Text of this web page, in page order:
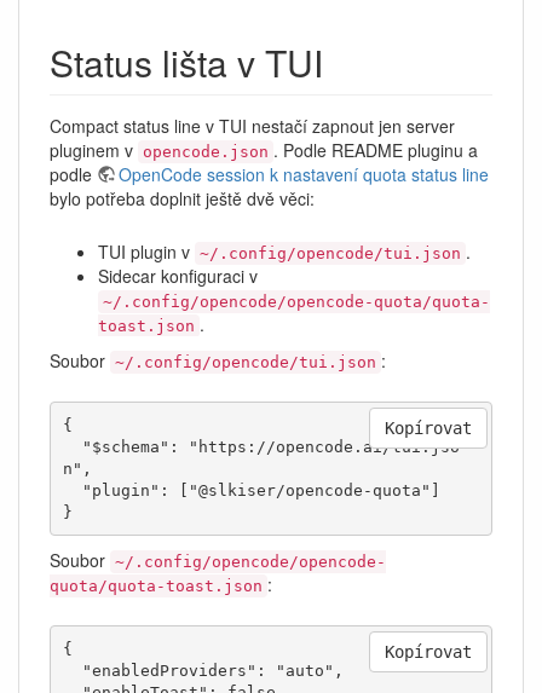
Status lišta v TUI
Compact status line v TUI nestačí zapnout jen server
pluginem v opencode.json . Podle README pluginu a
podle
OpenCode session k nastavení quota status line
bylo potřeba doplnit ještě dvě věci:
TUI plugin v ~/.config/opencode/tui.json .
Sidecar konfiguraci v
~/.config/opencode/opencode-quota/quota-
toast.json .
Soubor ~/.config/opencode/tui.json :
{
n",
}
Kopírovat
Soubor ~/.config/opencode/opencode-
quota/quota-toast.json :
{
Kopírovat